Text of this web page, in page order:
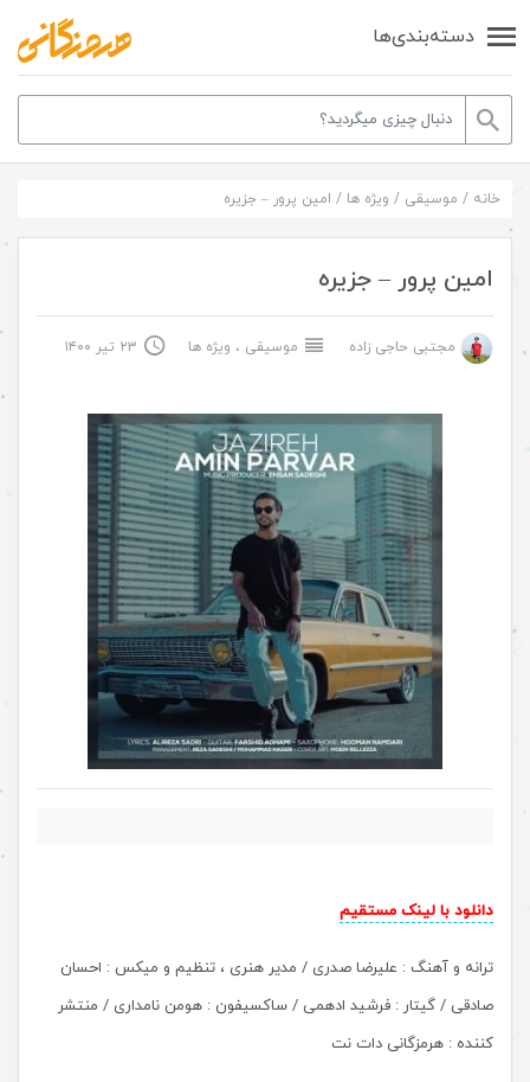
دسته‌بندی‌ها
خانه / موسیقی / ویژه ها / امین پرور – جزیره
امین پرور – جزیره
مجتبی حاجی زاده موسیقی ، ویژه ها ۲۳ تیر ۱۴۰۰
دانلود با لینک مستقیم
ترانه و آهنگ : علیرضا صدری / مدیر هنری ، تنظیم و میکس : احسان
صادقی / گیتار : فرشید ادهمی / ساکسیفون : هومن نامداری / منتشر
کننده : هرمزگانی دات نت